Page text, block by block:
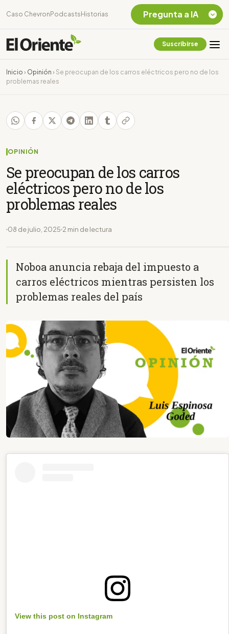
Caso Chevron Podcasts Historias
Suscribirse
Inicio › Opinión › Se preocupan de los carros eléctricos pero no de los
problemas reales
OPINIÓN
Se preocupan de los carros
eléctricos pero no de los
problemas reales
08 de julio, 2025 2 min de lectura
Noboa anuncia rebaja del impuesto a
carros eléctricos mientras persisten los
problemas reales del país
View this post on Instagram
Pregunta a IA
Chevron Ecuador